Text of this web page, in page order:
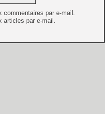
commentaires par e-mail.
articles par e-mail.